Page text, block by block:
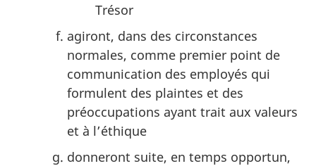
Trésor
agiront, dans des circonstances
normales, comme premier point de
communication des employés qui
formulent des plaintes et des
préoccupations ayant trait aux valeurs
et à l’éthique
donneront suite, en temps opportun,